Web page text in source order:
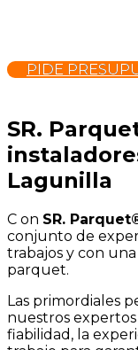
PIDE
SR.
Lagunilla
C on SR.
conjunto de
trabajos y con
parquet.
Las primordiales
nuestros
fiabilidad, la